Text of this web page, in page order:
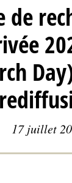
de
17 juillet